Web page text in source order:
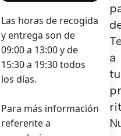
a
tu
Las horas de recogida
y entrega son de
09:00 a 13:00 y de
15:30 a 19:30 todos
los días.
Para más información
referente a